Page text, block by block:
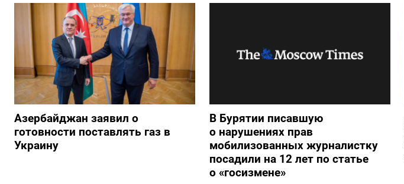
Азербайджан заявил о
готовности поставлять газ в
Украину
В Бурятии писавшую
о нарушениях прав
мобилизованных журналистку
посадили на 12 лет по статье
о «госизмене»